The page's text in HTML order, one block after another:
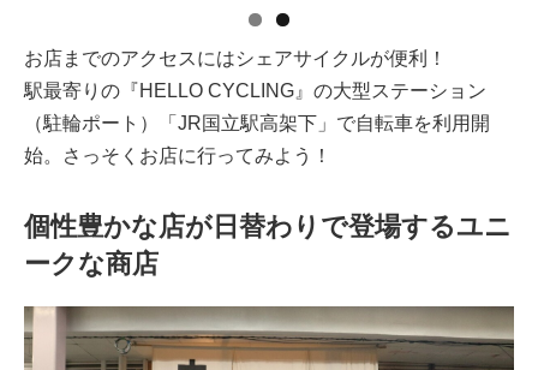
お店までのアクセスにはシェアサイクルが便利！
駅最寄りの『HELLO CYCLING』の大型ステーション
（駐輪ポート）「JR国立駅高架下」で自転車を利用開
始。さっそくお店に行ってみよう！
個性豊かな店が日替わりで登場するユニ
ークな商店